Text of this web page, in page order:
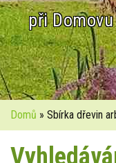
při
Domů » Sbírka dřevin